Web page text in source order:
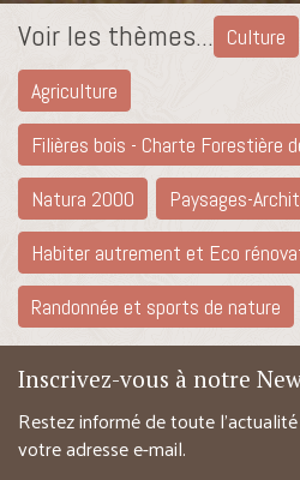
Voir les thèmes... Culture
Agriculture
Filières bois - Charte Forestière
Natura 2000
Paysages-
Habiter autrement et Eco
Randonnée et sports de nature
Inscrivez-vous à notre
Restez informé de toute
votre adresse e-mail.